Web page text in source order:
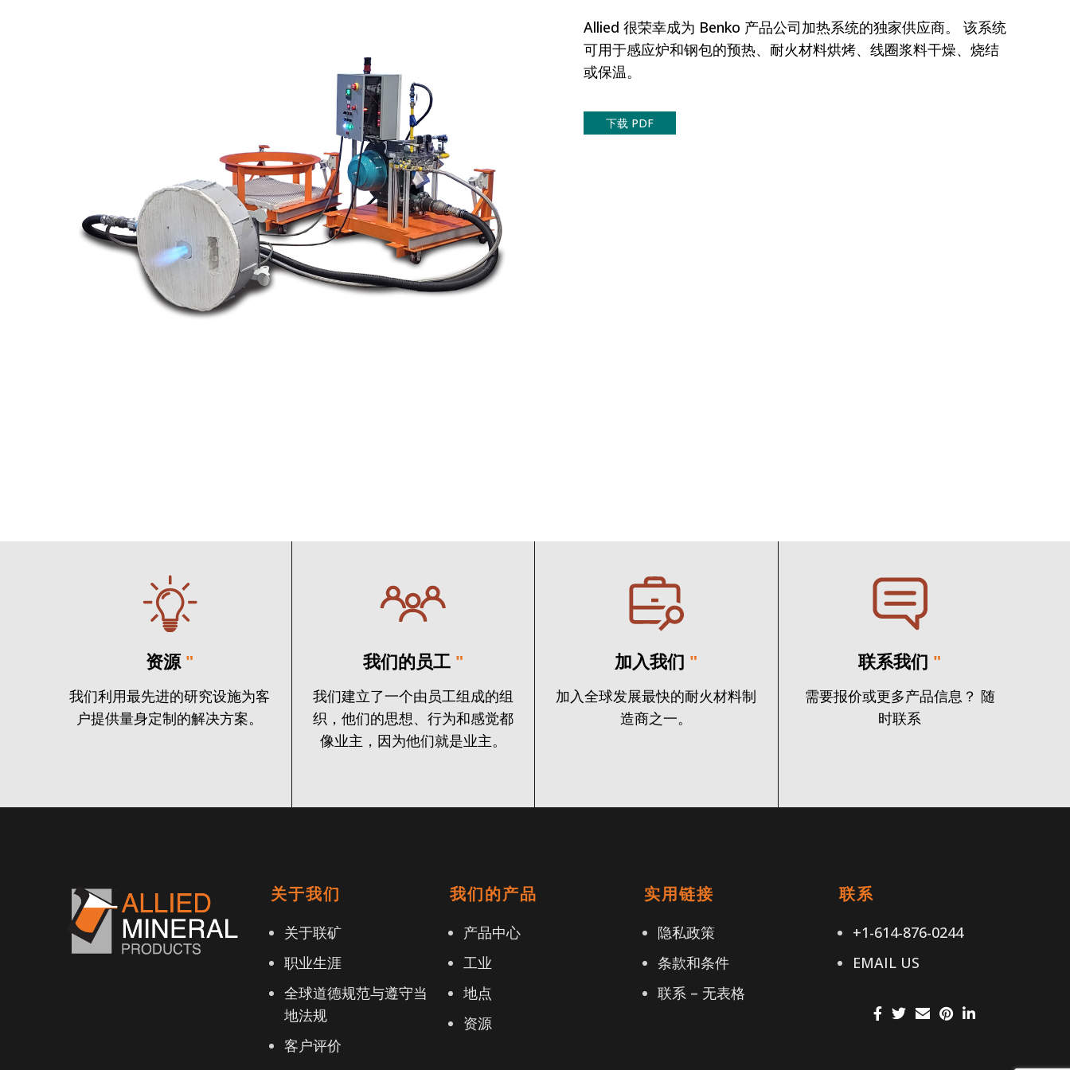
Allied 很荣幸成为 Benko 产品公司加热系统的独家供应商。 该系统
可用于感应炉和钢包的预热、耐火材料烘烤、线圈浆料干燥、烧结
或保温。
下载 PDF
资源 "
我们利用最先进的研究设施为客
户提供量身定制的解决方案。
我们的员工 "
我们建立了一个由员工组成的组
织，他们的思想、行为和感觉都
像业主，因为他们就是业主。
加入我们 "
加入全球发展最快的耐火材料制
造商之一。
联系我们 "
需要报价或更多产品信息？ 随
时联系
关于我们
关于联矿
职业生涯
全球道德规范与遵守当
地法规
客户评价
我们的产品
产品中心
工业
地点
资源
实用链接
隐私政策
条款和条件
联系 – 无表格
联系
+1-614-876-0244
EMAIL US